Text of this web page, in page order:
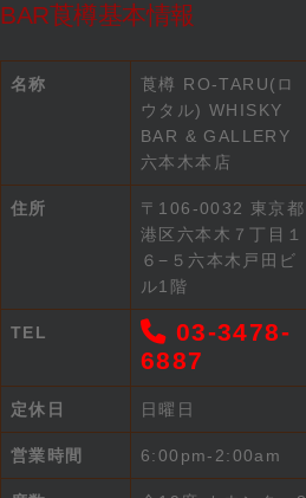
BAR莨樽基本情報
名称
莨樽 RO-TARU(ロ
ウタル) WHISKY
BAR & GALLERY
六本木本店
住所
〒106-0032 東京都
港区六本木７丁目１
６−５六本木戸田ビ
ル1階
TEL
03-3478-
6887
定休日 日曜日
営業時間 6:00pm-2:00am